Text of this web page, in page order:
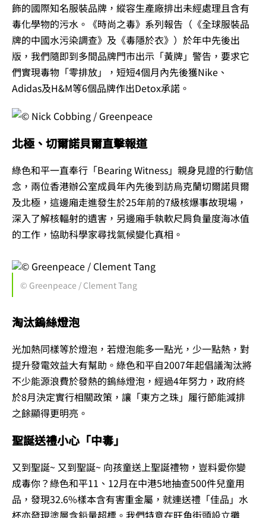
飾的國際知名服裝品牌，縱容生產廠排出未經處理且含有
毒化學物的污水。《時尚之毒》系列報告（《全球服裝品
牌的中國水污染調查》及《毒隱於衣》）於年中先後出
版，我們隨即到多間品牌門市出示「黃牌」警告，要求它
們實現毒物「零排放」，短短4個月內先後獲Nike、
Adidas及H&M等6個品牌作出Detox承諾。
北極、切爾諾貝爾直擊報道
綠色和平一直奉行「Bearing Witness」親身見證的行動信
念，兩位香港辦公室成員年內先後到訪烏克蘭切爾諾貝爾
及北極，這邊廂走進發生於25年前的7級核爆事故現場，
深入了解核輻射的遺害，另邊廂手執軟尺肩負量度海冰值
的工作，協助科學家尋找氣候變化真相。
© Greenpeace / Clement Tang
淘汰鎢絲燈泡
光加熱同樣等於燈泡，若燈泡能多一點光，少一點熱，對
提升發電效益大有幫助。綠色和平自2007年起倡議淘汰將
不少能源浪費於發熱的鎢絲燈泡，經過4年努力，政府終
於8月決定實行相關政策，讓「東方之珠」履行節能減排
之餘顯得更明亮。
聖誕送禮小心「中毒」
又到聖誕~ 又到聖誕~ 向孩童送上聖誕禮物，豈料愛你變
成毒你？綠色和平11、12月在中港5地抽查500件兒童用
品，發現32.6%樣本含有害重金屬，就連送禮「佳品」水
杯亦發現塗層含鉛量超標。我們特意在旺角街頭設立攤